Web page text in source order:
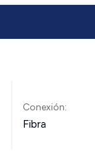
Conexión:
Fibra